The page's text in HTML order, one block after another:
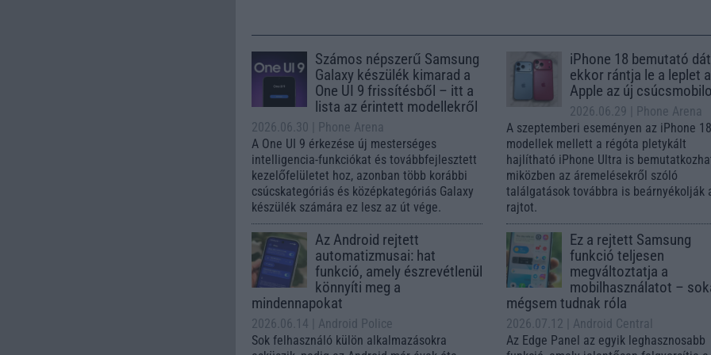
Számos népszerű Samsung
Galaxy készülék kimarad a
One UI 9 frissítésből – itt a
lista az érintett modellekről
2026.06.30
| Phone Arena
A One UI 9 érkezése új mesterséges
intelligencia-funkciókat és továbbfejlesztett
kezelőfelületet hoz, azonban több korábbi
csúcskategóriás és középkategóriás Galaxy
készülék számára ez lesz az út vége.
iPhone 18 bemutató
ekkor rántja le a leplet
Apple az új
2026.06.29
| Phone Arena
A szeptemberi eseményen az iPhone
modellek mellett a régóta pletykált
hajlítható iPhone Ultra is
miközben az áremelésekről szóló
találgatások továbbra is beárnyékolják
rajtot.
Az Android rejtett
automatizmusai: hat
funkció, amely észrevétlenül
könnyíti meg a
mindennapokat
2026.06.14
| Android Police
Sok felhasználó külön alkalmazásokra
Ez a rejtett Samsung
funkció teljesen
megváltoztatja a
mobilhasználatot –
mégsem tudnak róla
2026.07.12
| Android Central
Az Edge Panel az egyik leghasznosabb